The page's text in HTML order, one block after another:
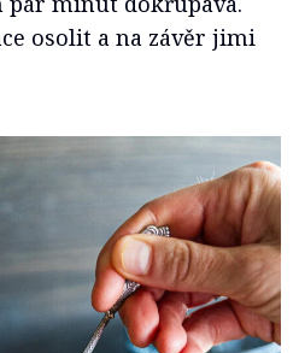
osolit a na závěr jimi